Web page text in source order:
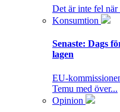
Det är inte fel
Konsumtion
Senaste: Dags
lagen
EU-
Temu med över...
Opinion